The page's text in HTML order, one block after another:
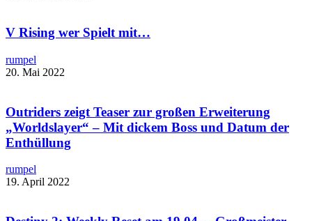
V Rising wer Spielt mit…
rumpel
20. Mai 2022
Outriders zeigt Teaser zur großen Erweiterung
„Worldslayer“ – Mit dickem Boss und Datum der
Enthüllung
rumpel
19. April 2022